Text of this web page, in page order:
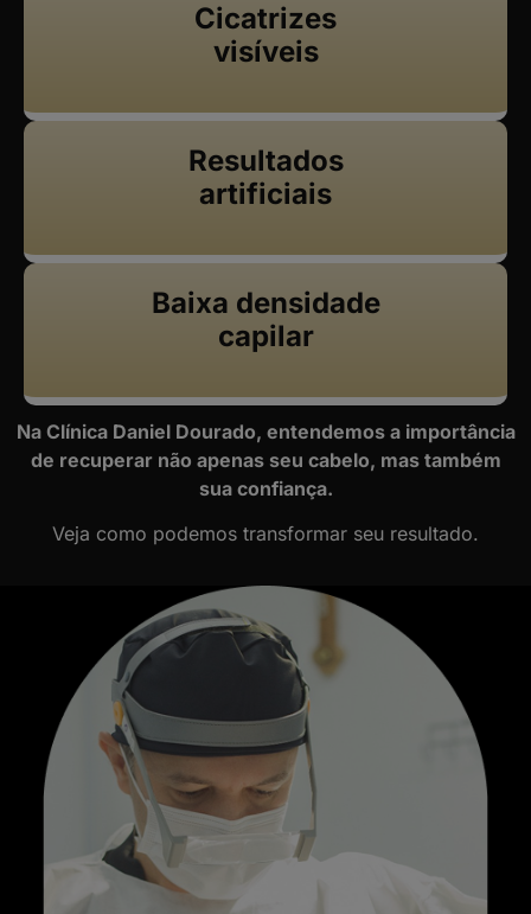
Cicatrizes
visíveis
Resultados
artificiais
Baixa densidade
capilar
Na Clínica Daniel Dourado, entendemos a importância
de recuperar não apenas seu cabelo, mas também
sua confiança.
Veja como podemos transformar seu resultado.